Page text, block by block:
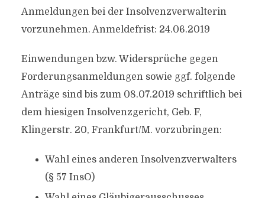
Anmeldungen bei der Insolvenzverwalterin
vorzunehmen. Anmeldefrist: 24.06.2019
Einwendungen bzw. Widersprüche gegen
Forderungsanmeldungen sowie ggf. folgende
Anträge sind bis zum 08.07.2019 schriftlich bei
dem hiesigen Insolvenzgericht, Geb. F,
Klingerstr. 20, Frankfurt/M. vorzubringen:
Wahl eines anderen Insolvenzverwalters
(§ 57 InsO)